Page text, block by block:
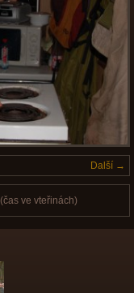
Další →
(čas ve vteřinách)